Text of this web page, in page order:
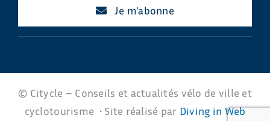
Je m'abonne
© Citycle – Conseils et actualités vélo de ville et
cyclotourisme • Site réalisé par Diving in Web